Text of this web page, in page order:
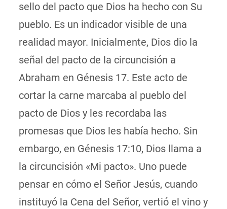
sello del pacto que Dios ha hecho con Su
pueblo. Es un indicador visible de una
realidad mayor. Inicialmente, Dios dio la
señal del pacto de la circuncisión a
Abraham en Génesis 17. Este acto de
cortar la carne marcaba al pueblo del
pacto de Dios y les recordaba las
promesas que Dios les había hecho. Sin
embargo, en Génesis 17:10, Dios llama a
la circuncisión «Mi pacto». Uno puede
pensar en cómo el Señor Jesús, cuando
instituyó la Cena del Señor, vertió el vino y